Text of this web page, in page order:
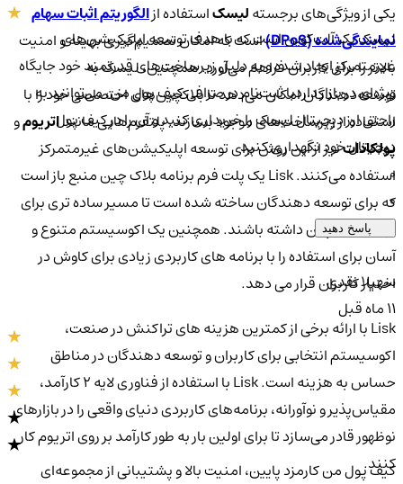
یکی از ویژگی‌های برجستهلیسکاستفاده ازالگوریتم اثبات سهام
نمایندگی‌شده (DPoS)
است که امکان تصمیم‌گیری بهینه و امنیت
بالاتر را برای کاربران فراهم می‌آورد. همچنین، لیسک به
توسعه‌دهندگان امکان می‌دهد تا بلاکچین‌های اختصاصی خود را با
استفاده از زیرساخت‌های موجود بسازند. پلتفرم‌هایی ماننداتریومو
پولکاداتنیز از این روش برای توسعه اپلیکیشن‌های غیرمتمرکز
استفاده می‌کنند. Lisk یک پلت فرم برنامه بلاک چین منبع باز است
که برای توسعه دهندگان ساخته شده است تا مسیر ساده تری برای
تولید بلاک چین داشته باشند. همچنین یک اکوسیستم متنوع و
آسان برای استفاده را با برنامه های کاربردی زیادی برای کاوش در
اختیار کاربران قرار می دهد.
Lisk با ارائه برخی از کمترین هزینه های تراکنش در صنعت،
اکوسیستم انتخابی برای کاربران و توسعه دهندگان در مناطق
حساس به هزینه است. Lisk با استفاده از فناوری لایه ۲ کارآمد،
مقیاس‌پذیر و نوآورانه، برنامه‌های کاربردی دنیای واقعی را در بازارهای
نوظهور قادر می‌سازد تا برای اولین بار به طور کارآمد بر روی اتریوم کار
کنند.
لیسک یک آلت‌کوین است که با هدف توسعه اپلیکیشن‌های
غیرمتمرکز ایجاد شده و به دلیل زیرساخت‌های قدرتمند خود جایگاه
ویژه‌ای در بازار داردبا ثبت‌نام در صرافی کیف پول من، می‌توانید به
راحتی ارز دیجیتال لیسک را خریداری کنید و آن را در کیف پول
دیجیتال خود نگهداری کنید
پاسخ دهید
سهیلا نقدی
11 ماه قبل
کیف پول من کارمزد پایین، امنیت بالا و پشتیبانی از مجموعه‌ای